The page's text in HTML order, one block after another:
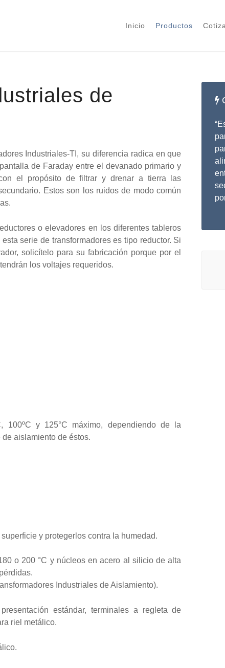
Inicio Productos
de
Industriales-TI, su diferencia radica en que
de Faraday entre el devanado primario y
el propósito de filtrar y drenar a tierra las
Estos son los ruidos de modo común
o elevadores en los diferentes tableros
serie de transformadores es tipo reductor. Si
solicítelo para su fabricación porque por el
los voltajes requeridos.
100ºC y 125°C máximo, dependiendo de la
aislamiento de éstos.
y protegerlos contra la humedad.
o 200 °C y núcleos en acero al silicio de alta
Industriales de Aislamiento).
estándar, terminales a regleta de
riel metálico.